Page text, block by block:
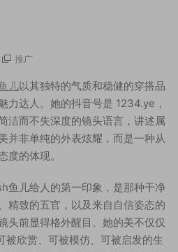
推广
儿以其独特的气质和稳健的穿搭品
力达人。她的抖音号是 1234.ye，
洁而不失深度的镜头语言，讲述属
并非单纯的外表炫耀，而是一种从
度的体现。
鱼儿给人的第一印象，是那种干净
精致的五官，以及来自自信姿态的
头前显得格外醒目。她的美不仅仅
被欣赏、可被模仿、可被启发的生